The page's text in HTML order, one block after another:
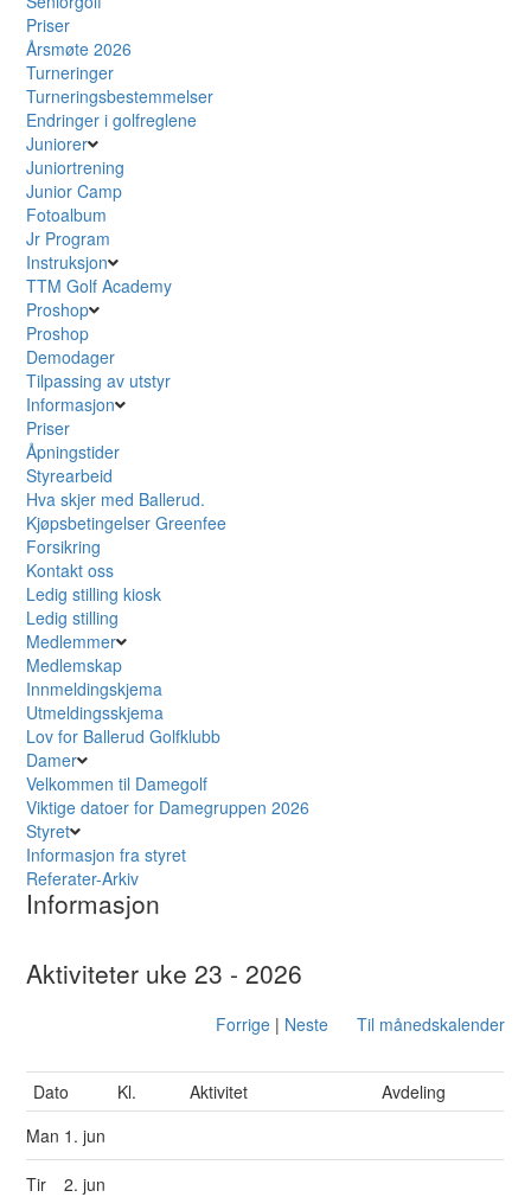
Priser
Årsmøte 2026
Turneringer
Turneringsbestemmelser
Endringer i golfreglene
Juniorer
Juniortrening
Junior Camp
Fotoalbum
Jr Program
Instruksjon
TTM Golf Academy
Proshop
Proshop
Demodager
Tilpassing av utstyr
Informasjon
Priser
Åpningstider
Styrearbeid
Hva skjer med Ballerud.
Kjøpsbetingelser Greenfee
Forsikring
Kontakt oss
Ledig stilling kiosk
Ledig stilling
Medlemmer
Medlemskap
Innmeldingskjema
Utmeldingsskjema
Lov for Ballerud Golfklubb
Damer
Velkommen til Damegolf
Viktige datoer for Damegruppen 2026
Styret
Informasjon fra styret
Referater-Arkiv
Informasjon
Aktiviteter uke 23 - 2026
Forrige| Neste Til månedskalender
Dato Kl. Aktivitet
Avdeling
Man 1. jun
Tir 2. jun